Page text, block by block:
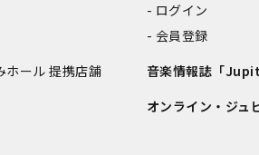
ホール 提携店舗
ログイン
会員登録
音楽情報誌「
オンライン・ジュ